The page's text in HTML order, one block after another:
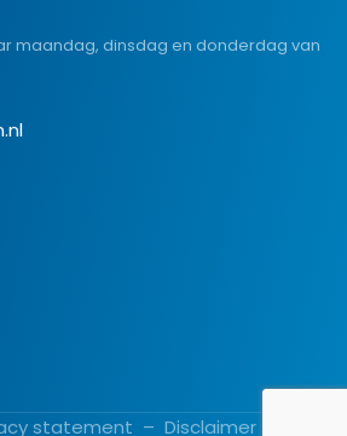
maandag, dinsdag en donderdag van
statement – Disclaimer